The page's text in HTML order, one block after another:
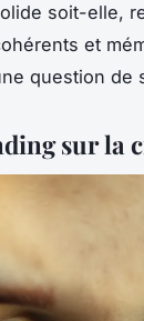
soit-elle,
et
question de
sur la